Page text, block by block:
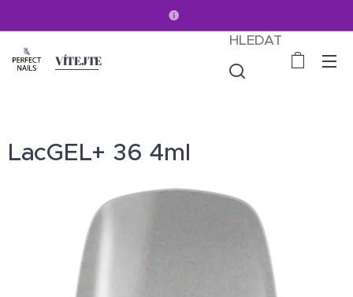
VÍTEJTE
HLEDAT
LacGEL+ 36 4ml